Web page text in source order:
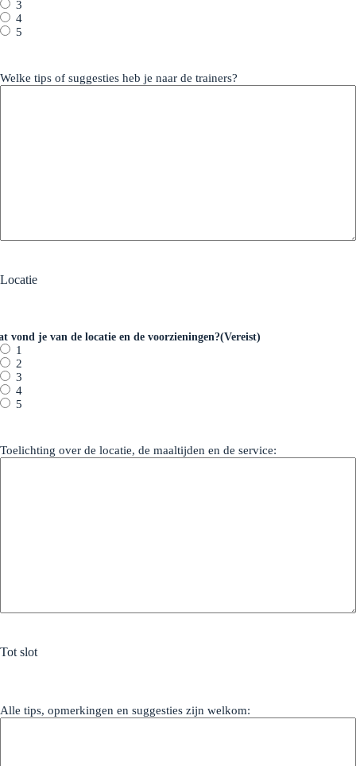
3
4
5
Welke tips of suggesties heb je naar de trainers?
Locatie
vond je van de locatie en de voorzieningen?(Vereist)
1
2
3
4
5
Toelichting over de locatie, de maaltijden en de service:
Tot slot
Alle tips, opmerkingen en suggesties zijn welkom: